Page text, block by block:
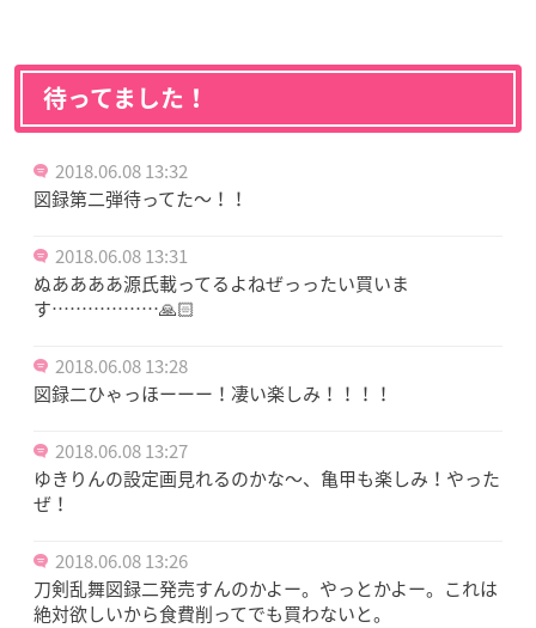
待ってました！
2018.06.08 13:32
図録第二弾待ってた〜！！
2018.06.08 13:31
ぬああああ源氏載ってるよねぜっったい買いま
す………………🙏🏻
2018.06.08 13:28
図録二ひゃっほーーー！凄い楽しみ！！！！
2018.06.08 13:27
ゆきりんの設定画見れるのかな〜、亀甲も楽しみ！やった
ぜ！
2018.06.08 13:26
刀剣乱舞図録二発売すんのかよー。やっとかよー。これは
絶対欲しいから食費削ってでも買わないと。